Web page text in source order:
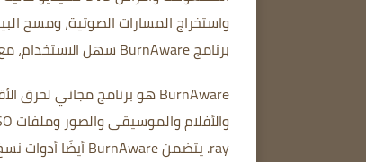
واستخراج المسارات الصوتية، ومسح
برنامج BurnAware سهل الاستخدام، مع واجهة بسيطة.
BurnAware هو برنامج مجاني لحرق الأقراص لنظام التشغيل Microsoft Windows.
ray. يتضمن BurnAware أيضًا أدوات نسخ الأقراص ونسخها.